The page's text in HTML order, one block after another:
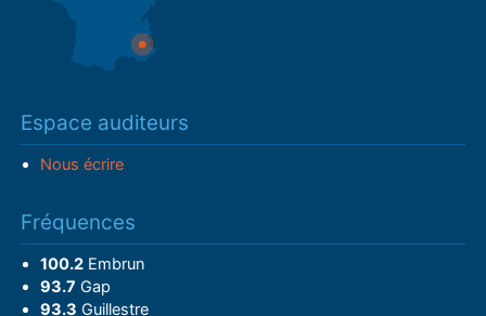
Espace auditeurs
Nous écrire
Fréquences
100.2Embrun
93.7 Gap
93.3 Guillestre